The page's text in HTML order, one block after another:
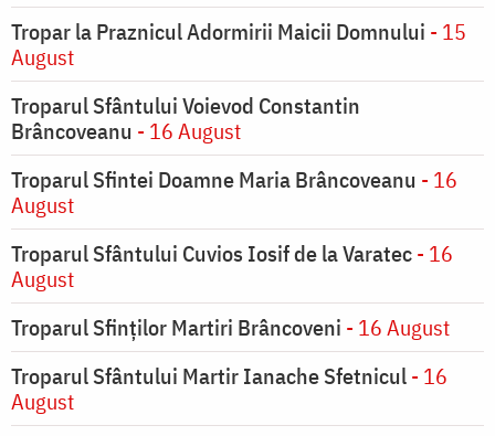
Tropar la Praznicul Adormirii Maicii Domnului - 15
August
Troparul Sfântului Voievod Constantin
Brâncoveanu - 16 August
Troparul Sfintei Doamne Maria Brâncoveanu - 16
August
Troparul Sfântului Cuvios Iosif de la Varatec- 16
August
Troparul Sfinților Martiri Brâncoveni - 16 August
Troparul Sfântului Martir Ianache Sfetnicul- 16
August